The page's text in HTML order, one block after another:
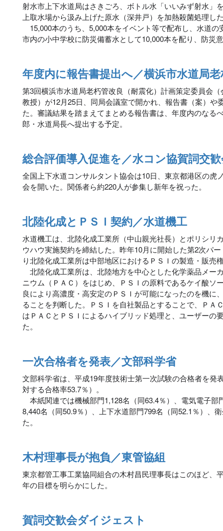
射水市上下水道局はさきごろ、ボトル水「いいみず射水」
上取水場から汲み上げた原水（深井戸）を加熱殺菌処理し
15,000本のうち、5,000本をイベント等で配布し、水道
市内の小中学校に防災備蓄水として10,000本を配り、防災
年度内に報告書提出へ／横浜市水道局
第3回横浜市水道局老朽管改良（耐震化）計画策定委員会
教授）が12月25日、同局会議室で開かれ、報告書（案）や
た。審議結果を踏まえてまとめる報告書は、年度内のなる
郎・水道局長へ提出する予定。
総合評価導入促進を／水コン協賀詞交
全国上下水道コンサルタント協会は10日、東京都港区の虎
会を開いた。関係者ら約220人が参集し新年を祝った。
北陸化成とＰＳＩ契約／水道機工
水道機工は、北陸化成工業所（中山親光社長）とポリシリ
ウハウ実施契約を締結した。昨年10月に開始した第2次パ
り北陸化成工業所は中部地区におけるＰＳＩの製造・販売
北陸化成工業所は、北陸地方を中心とした化学薬品メー
ニウム（ＰＡＣ）をはじめ、ＰＳＩの原料であるケイ酸ソ
良により高濃度・高安定のＰＳＩが可能になったのを機に
ることを判断した。ＰＳＩを自社製品とすることで、ＰＡ
はＰＡＣとＰＳＩによるハイブリッド処理と、ユーザーの
た。
一次合格者を発表／文部科学省
文部科学省は、平成19年度技術士第一次試験の合格者を発
対する合格率53.7％）。
本紙関連では機械部門1,128名（同63.4％）、電気電子部
8,440名（同50.9％）、上下水道部門799名（同52.1％）、
た。
木村理事長が抱負／東管協組
東京都管工事工業協同組合の木村昌民理事長はこのほど、
年の目標を明らかにした。
賀詞交歓会ダイジェスト